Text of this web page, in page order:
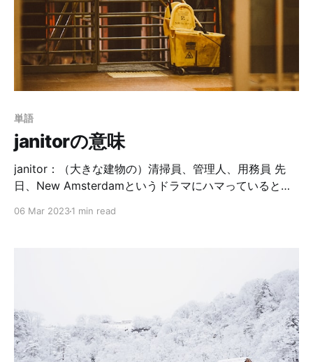
いと思います。 今日は体の部位の英単語を紹介するよ。
これらの単語は実際に私がよく見る動画に出てきた単語
です。（簡単な単語は省いてます🙇‍♀️） ヨガする人、頑
張って一緒に覚えましょう✊🏻
単語
janitorの意味
janitor：（大きな建物の）清掃員、管理人、用務員 先
日、New Amsterdamというドラマにハマっていると書
How can I help?（僕に何かできる事はないかな？）と
even about janitors. 君は、清掃員にまで気に掛けてく
れる最初の院長だよ。 辞書で調べてみると、 janitor = a
person employed to take care of a large building and
06 Mar 20231 min read